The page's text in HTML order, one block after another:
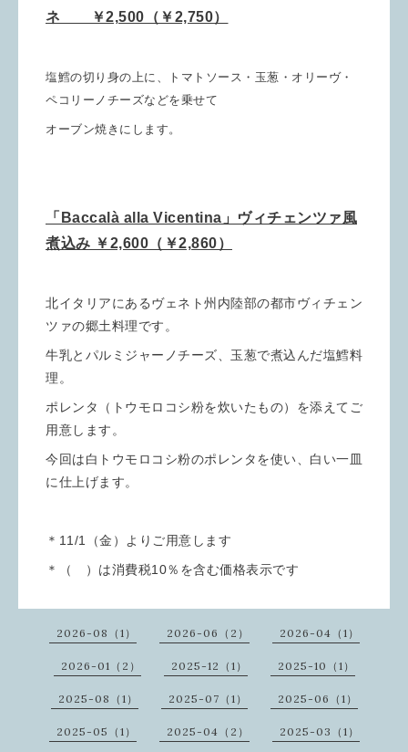
ネ ￥2,500（￥2,750）
塩鱈の切り身の上に、トマトソース・玉葱・オリーヴ・
ペコリーノチーズなどを乗せて
オーブン焼きにします。
「Baccalà alla Vicentina」ヴィチェンツァ風
煮込み ￥2,600（￥2,860）
北イタリアにあるヴェネト州内陸部の都市ヴィチェン
ツァの郷土料理です。
牛乳とパルミジャーノチーズ、玉葱で煮込んだ塩鱈料
理。
ポレンタ（トウモロコシ粉を炊いたもの）を添えてご
用意します。
今回は白トウモロコシ粉のポレンタを使い、白い一皿
に仕上げます。
＊11/1（金）よりご用意します
＊（ ）は消費税10％を含む価格表示です
2026-08（1） 2026-06（2） 2026-04（1）
2026-01（2） 2025-12（1） 2025-10（1）
2025-08（1） 2025-07（1） 2025-06（1）
2025-05（1） 2025-04（2） 2025-03（1）